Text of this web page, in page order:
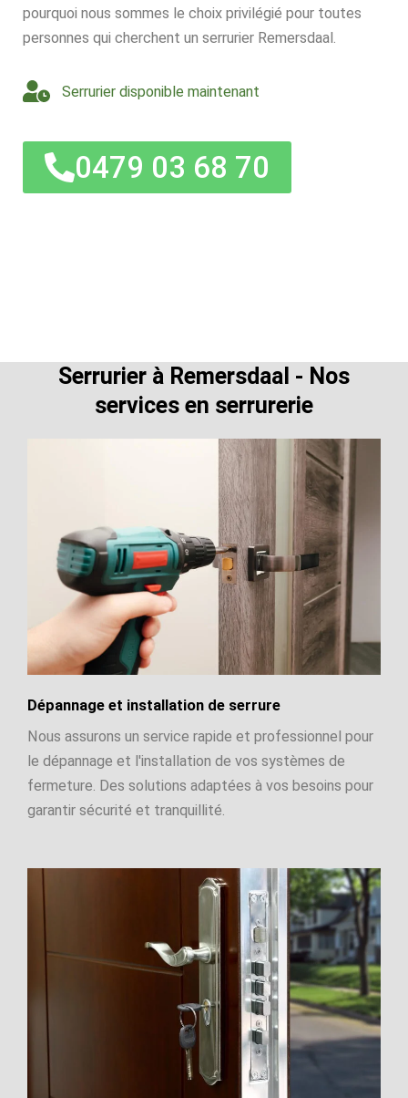
pourquoi nous sommes le choix privilégié pour toutes
personnes qui cherchent un serrurier Remersdaal.
Serrurier disponible maintenant
0479 03 68 70
Serrurier à Remersdaal - Nos
services en serrurerie
Dépannage et installation de serrure
Nous assurons un service rapide et professionnel pour
le dépannage et l'installation de vos systèmes de
fermeture. Des solutions adaptées à vos besoins pour
garantir sécurité et tranquillité.